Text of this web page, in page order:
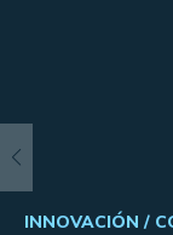
INNOVACIÓN /